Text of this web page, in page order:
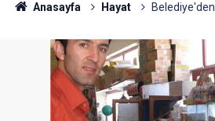
Anasayfa Hayat